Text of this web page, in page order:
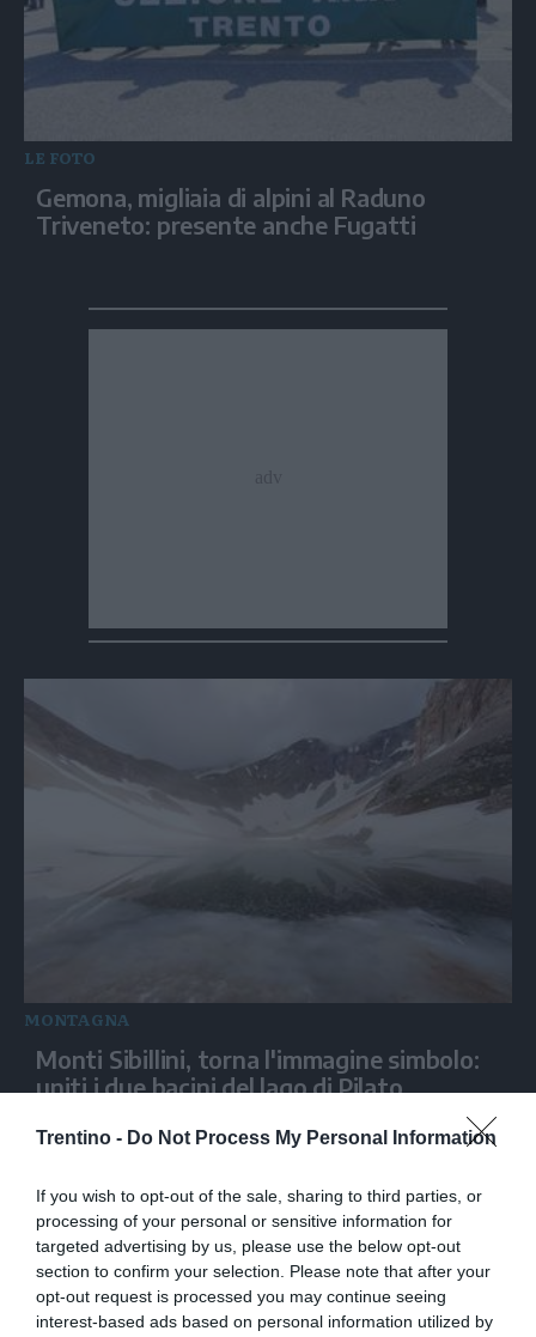
Trentino - Do Not Process My Personal Information
If you wish to opt-out of the sale, sharing to third parties, or
processing of your personal or sensitive information for
targeted advertising by us, please use the below opt-out
section to confirm your selection. Please note that after your
opt-out request is processed you may continue seeing
interest-based ads based on personal information utilized by
LE FOTO
Gemona, migliaia di alpini al Raduno
Triveneto: presente anche Fugatti
MONTAGNA
Monti Sibillini, torna l'immagine simbolo:
uniti i due bacini del lago di Pilato